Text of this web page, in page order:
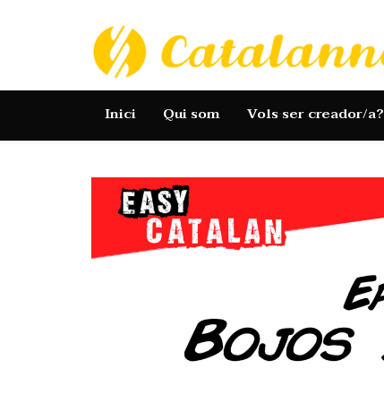
Catalannets
Inici Qui som Vols ser creador/a?